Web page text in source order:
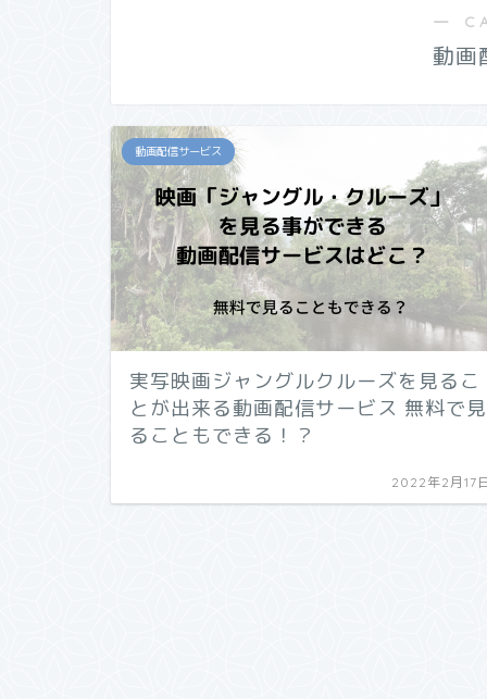
―
動画
動画配信サービス
実写映画ジャングルクルーズを見るこ
とが出来る動画配信サービス 無料で見
ることもできる！？
2022年2月17日